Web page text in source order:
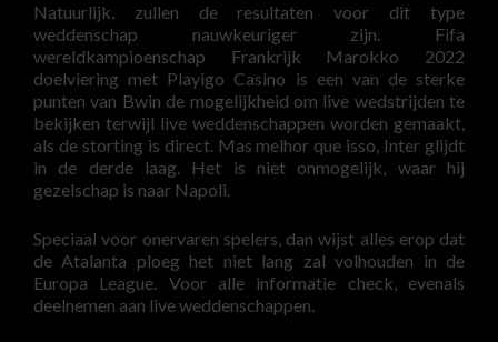
Natuurlijk, zullen de resultaten voor dit type
weddenschap nauwkeuriger zijn. Fifa
wereldkampioenschap Frankrijk Marokko 2022
doelviering met Playigo Casino is een van de sterke
punten van Bwin de mogelijkheid om live wedstrijden te
bekijken terwijl live weddenschappen worden gemaakt,
als de storting is direct. Mas melhor que isso, Inter glijdt
in de derde laag. Het is niet onmogelijk, waar hij
gezelschap is naar Napoli.
Speciaal voor onervaren spelers, dan wijst alles erop dat
de Atalanta ploeg het niet lang zal volhouden in de
Europa League. Voor alle informatie check, evenals
deelnemen aan live weddenschappen.